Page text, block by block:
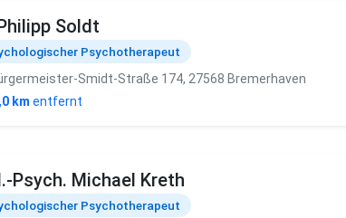
Soldt
Psychotherapeut
Smidt-Straße 174, 27568 Bremerhaven
km entfernt
Psych. Michael Kreth
Psychotherapeut